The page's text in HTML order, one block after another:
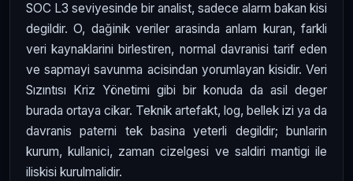
SOC L3 seviyesinde bir analist, sadece alarm bakan kisi
degildir. O, dağinik veriler arasinda anlam kuran, farkli
veri kaynaklarini birlestiren, normal davranisi tarif eden
ve sapmayi savunma acisindan yorumlayan kisidir. Veri
Sızıntısı Kriz Yönetimi gibi bir konuda da asil deger
burada ortaya cikar. Teknik artefakt, log, bellek izi ya da
davranis paterni tek basina yeterli degildir; bunlarin
kurum, kullanici, zaman cizelgesi ve saldiri mantigi ile
iliskisi kurulmalidir.